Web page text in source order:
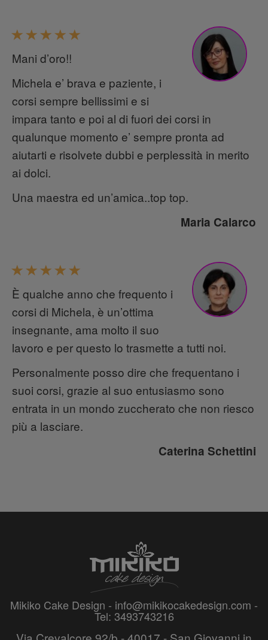
Mani d’oro!!
Michela e’ brava e paziente, i
corsi sempre bellissimi e si
impara tanto e poi al di fuori dei corsi in
qualunque momento e’ sempre pronta ad
aiutarti e risolvete dubbi e perplessità in merito
ai dolci.
Una maestra ed un’amica..top top.
Maria Calarco
È qualche anno che frequento i
corsi di Michela, è un’ottima
insegnante, ama molto il suo
lavoro e per questo lo trasmette a tutti noi.
Personalmente posso dire che frequentano i
suoi corsi, grazie al suo entusiasmo sono
entrata in un mondo zuccherato che non riesco
più a lasciare.
Caterina Schettini
Mikiko Cake Design - info@mikikocakedesign.com -
Tel: 3493743216